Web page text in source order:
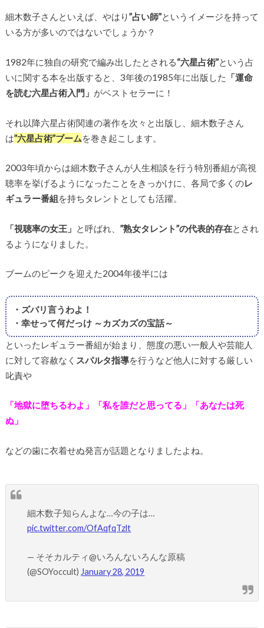
細木数子さんといえば、やはり”占い師”というイメージを持って
いる方が多いのではないでしょうか？
1982年に独自の研究で編み出したとされる“六星占術”という占
いに関する本を出版すると、3年後の1985年に出版した
「運命
を読む六星占術入門」 がベストセラーに！
それ以降六星占術関連の著作を次々と出版し、細木数子さん
は”六星占術”ブームを巻き起こします。
2003年頃からは細木数子さんが人生相談を行う特別番組が高視
聴率を挙げるようになったことをきっかけに、各局で多くのレ
ギュラー番組を持ちタレントとしても活躍。
「視聴率の女王」 と呼ばれ、 ”熟女タレント”の代表的存在とされ
るようになりました。
ブームのピークを迎えた2004年後半には
・ズバリ言うわよ！
・幸せって何だっけ ～カズカズの宝話～
といったレギュラー番組が始まり、態度の悪い一般人や芸能人
に対して容赦なく スパルタ指導を行うなど他人に対する厳しい
叱責や
「地獄に堕ちるわよ」「私を誰だと思ってる」「あなたは死
ぬ」
などの歯に衣着せぬ発言が話題となりましたよね。
細木数子知らんよな…今の子は…
pic.twitter.com/OfAqfqTzlt
— そそカルティ@いろんないろんな原稿
(@SOYoccult) January 28, 2019